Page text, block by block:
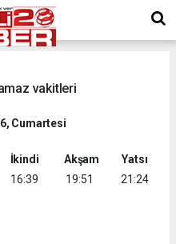
vakitleri
Cumartesi
İkindi
16:39
Akşam
19:51
Yatsı
21:24